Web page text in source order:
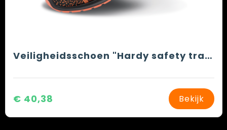
Veiligheidsschoen "Hardy safety trainer"
€ 40,38 Bekijk